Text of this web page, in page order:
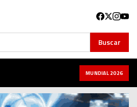
Buscar
MUNDIAL 2026